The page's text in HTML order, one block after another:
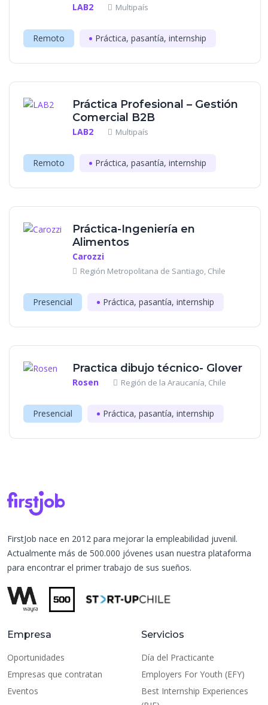
LAB2 Multipaís
Remoto Práctica, pasantía, internship
Práctica Profesional – Gestión
Comercial B2B
LAB2 Multipaís
Remoto Práctica, pasantía, internship
Práctica-Ingeniería en
Alimentos
Carozzi
Región Metropolitana de Santiago, Chile
Presencial Práctica, pasantía, internship
Practica dibujo técnico- Glover
Rosen Región de la Araucanía, Chile
Presencial Práctica, pasantía, internship
FirstJob nace en 2012 para mejorar la empleabilidad juvenil.
Actualmente más de 500.000 jóvenes usan nuestra plataforma
para encontrar el primer trabajo de sus sueños.
Empresa
Oportunidades
Empresas que contratan
Eventos
Servicios
Día del Practicante
Employers For Youth (EFY)
Best Internship Experiences